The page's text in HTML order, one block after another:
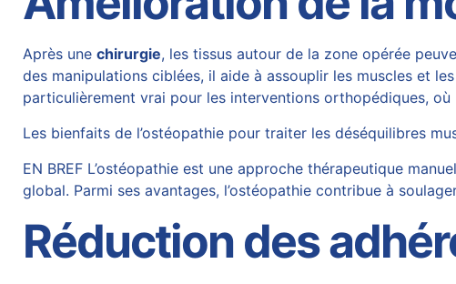
Après unechirurgie, les tissus autour de la zone opérée
des manipulations ciblées, il aide à assouplir les muscles et
particulièrement vrai pour les interventions orthopédiques,
Les bienfaits de l’ostéopathie pour traiter les déséquilibres
EN BREF L’ostéopathie est une approche thérapeutique
global. Parmi ses avantages, l’ostéopathie contribue à
Réduction des